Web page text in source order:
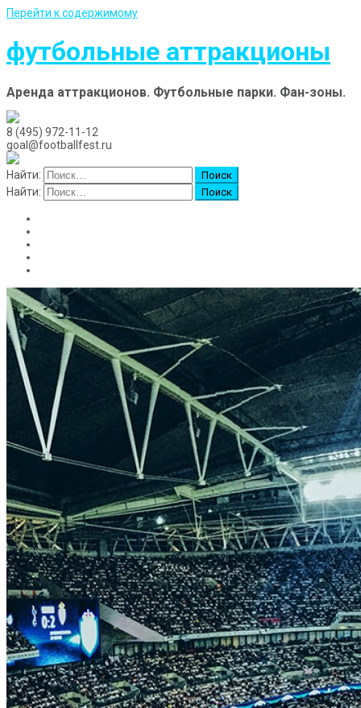
Перейти к содержимому
футбольные аттракционы
Аренда аттракционов. Футбольные парки. Фан-зоны.
8 (495) 972-11-12
goal@footballfest.ru
Найти:
Найти: